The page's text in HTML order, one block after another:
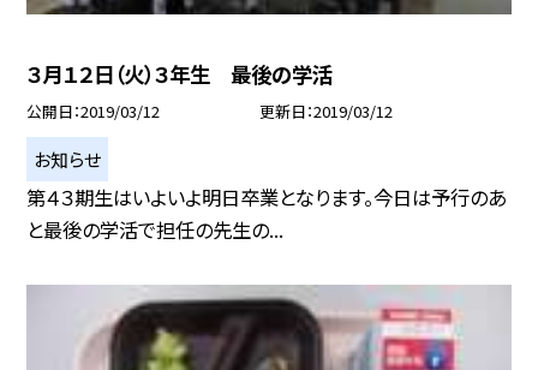
３月１２日（火）３年生 最後の学活
公開日 2019/03/12 更新日 2019/03/12
お知らせ
第４３期生はいよいよ明日卒業となります。今日は予行のあ
と最後の学活で担任の先生の...